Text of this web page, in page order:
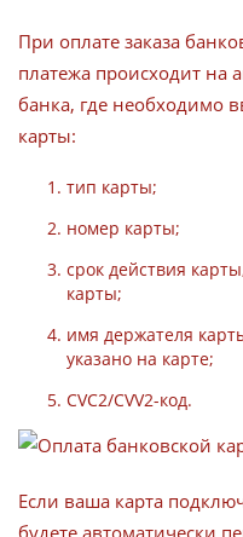
При оплате заказа
платежа происходит на
банка, где необходимо
карты:
тип карты;
номер карты;
срок действия
карты;
имя держателя
указано на карте;
CVC2/CVV2-код.
Если ваша карта